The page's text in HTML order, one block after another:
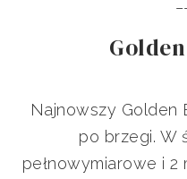
Najnowszy Golden
po brzegi. W
pełnowymiarowe i 2